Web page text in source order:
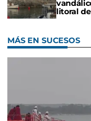
litoral
MÁS EN SUCESOS